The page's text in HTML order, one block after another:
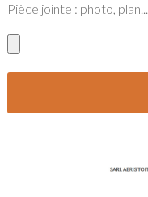
Pièce jointe : photo, plan...